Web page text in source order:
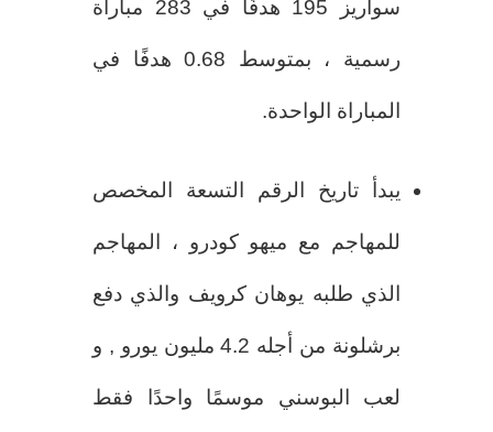
سواريز 195 هدفًا في 283 مباراة
رسمية ، بمتوسط ​​0.68 هدفًا في
المباراة الواحدة.
يبدأ تاريخ الرقم التسعة المخصص
للمهاجم مع ميهو كودرو ، المهاجم
الذي طلبه يوهان كرويف والذي دفع
برشلونة من أجله 4.2 مليون يورو , و
لعب البوسني موسمًا واحدًا فقط